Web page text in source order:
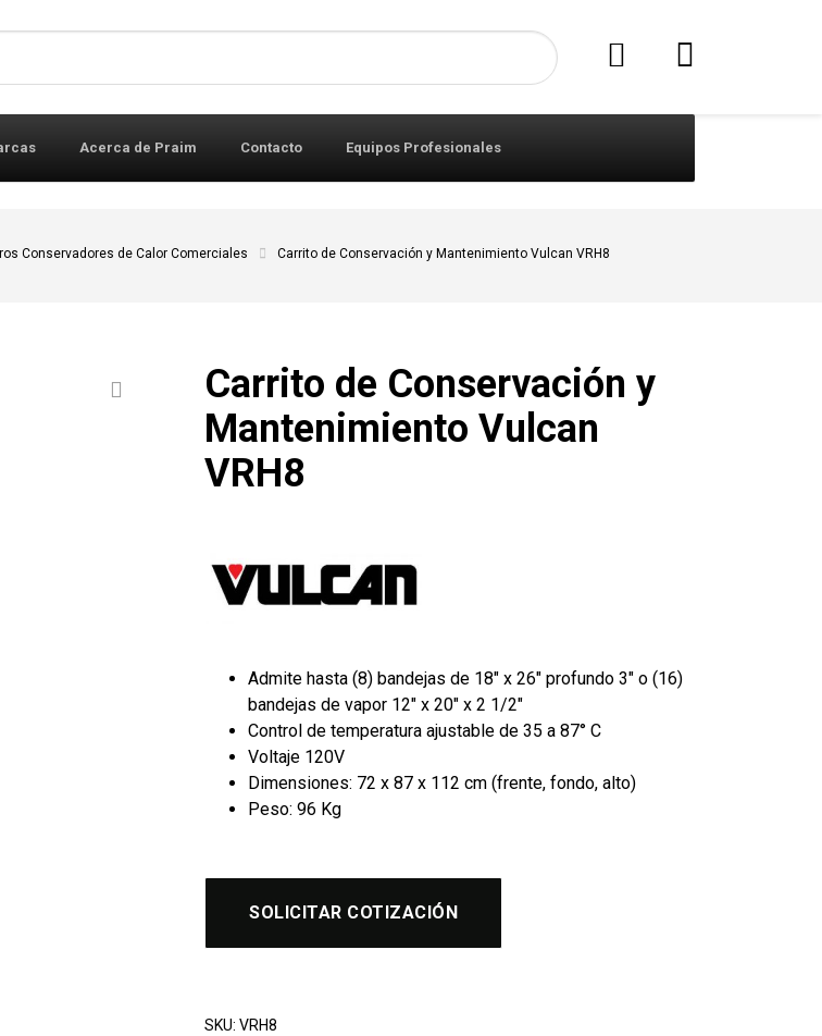
Acerca de Praim Contacto Equipos Profesionales
Conservadores de Calor Comerciales Carrito de Conservación y Mantenimiento Vulcan VRH8
Carrito de Conservación y
Mantenimiento Vulcan
VRH8
Admite hasta (8) bandejas de 18″ x 26″ profundo 3″ o (16)
bandejas de vapor 12″ x 20″ x 2 1/2″
Control de temperatura ajustable de 35 a 87° C
Voltaje 120V
Dimensiones: 72 x 87 x 112 cm (frente, fondo, alto)
Peso: 96 Kg
SOLICITAR COTIZACIÓN
SKU:VRH8